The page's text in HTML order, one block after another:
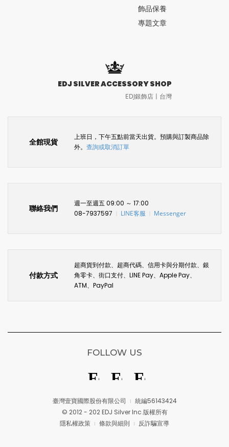
飾品保養
專題文章
EDJ SILVER ACCESSORY SHOP
EDJ銀飾店〡台灣
全館現貨
上班日，下午五點前當天出貨。預購與訂製商品除
外。 查詢或取消訂單
聯絡我們
週一至週五 09:00 ～ 17:00
08-7937597
LINE客服 Messenger
付款方式
超商貨到付款、超商代碼、信用卡與分期付款、銀
角零卡、街口支付、LINE Pay、Apple Pay、
ATM、PayPal
臺灣壹寶國際股份有限公司
統編56143424
© 2012 - 202 EDJ Silver Inc.版權所有
隱私權政策
條款與細則 反詐騙宣導
FOLLOW US